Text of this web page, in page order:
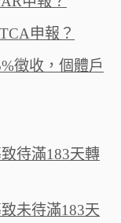
申報？‬
徵收，個體戶
待滿183天轉
未待滿183天